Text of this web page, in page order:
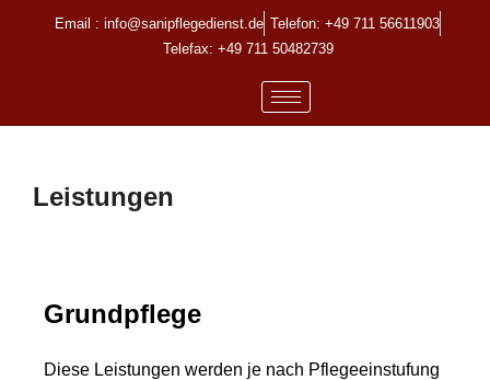
Email : info@sanipflegedienst.de Telefon: +49 711 56611903
Telefax: +49 711 50482739
Leistungen
Grundpflege
Diese Leistungen werden je nach Pflegeeinstufung